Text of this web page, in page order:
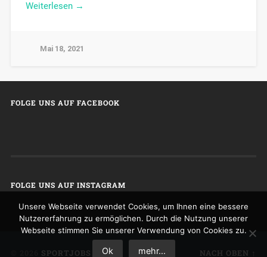
Weiterlesen →
Mai 18, 2021
FOLGE UNS AUF FACEBOOK
FOLGE UNS AUF INSTAGRAM
SPORTJOBS NACH OBEN ↑
Unsere Webseite verwendet Cookies, um Ihnen eine bessere
Nutzererfahrung zu ermöglichen. Durch die Nutzung unserer
Webseite stimmen Sie unserer Verwendung von Cookies zu.
Ok mehr...